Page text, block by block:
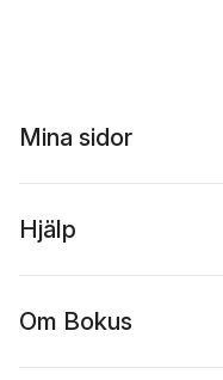
Mina sidor
Hjälp
Om Bokus